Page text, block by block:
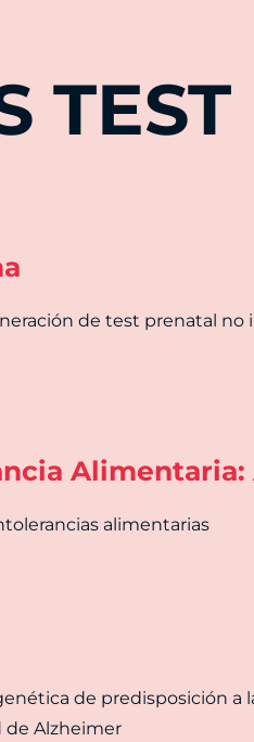
de test prenatal no
Alimentaria:
alimentarias
de predisposición a
Alzheimer